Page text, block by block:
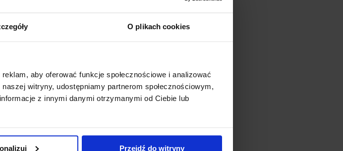
O plikach cookies
aby oferować funkcje społecznościowe i analizować
witryny, udostępniamy partnerom społecznościowym,
z innymi danymi otrzymanymi od Ciebie lub
Przejdź do witryny